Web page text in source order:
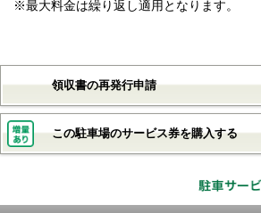
※最大料金は繰り返し適用となります。
領収書の再発行申請
この駐車場のサービス券を購入する